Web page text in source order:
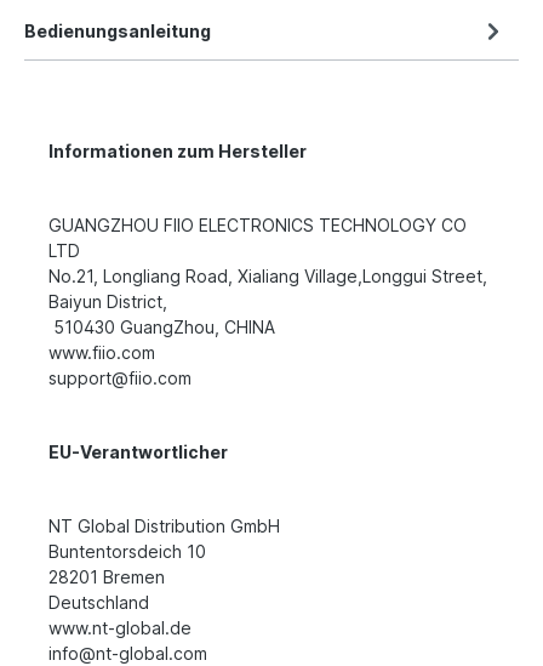
Bedienungsanleitung
Informationen zum Hersteller
GUANGZHOU FIIO ELECTRONICS TECHNOLOGY CO
LTD
No.21, Longliang Road, Xialiang Village,Longgui Street,
Baiyun District,
510430 GuangZhou, CHINA
www.fiio.com
support@fiio.com
EU-Verantwortlicher
NT Global Distribution GmbH
Buntentorsdeich 10
28201 Bremen
Deutschland
www.nt-global.de
info@nt-global.com